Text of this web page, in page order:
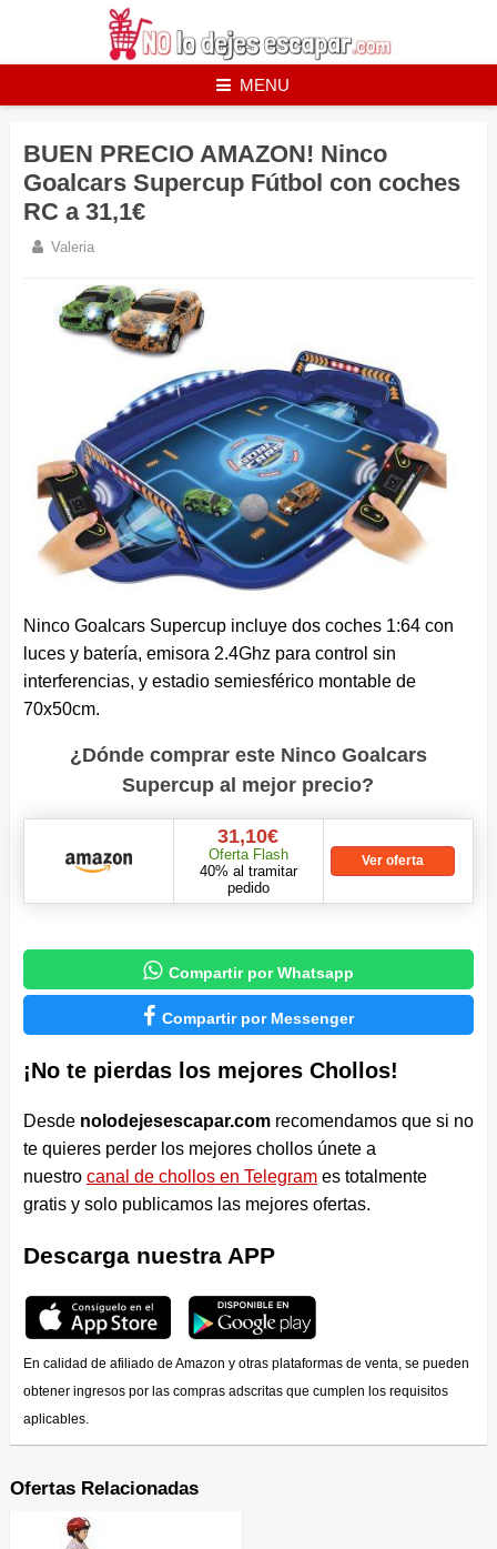
MENU
BUEN PRECIO AMAZON! Ninco
Goalcars Supercup Fútbol con coches
RC a 31,1€
Valeria
Ninco Goalcars Supercup incluye dos coches 1:64 con
luces y batería, emisora 2.4Ghz para control sin
interferencias, y estadio semiesférico montable de
70x50cm.
¿Dónde comprar este Ninco Goalcars
Supercup al mejor precio?
31,10€
Oferta Flash
40% al tramitar
pedido
Ver oferta
 Compartir por Whatsapp
 Compartir por Messenger
¡No te pierdas los mejores Chollos!
Desde nolodejesescapar.comrecomendamos que si no
te quieres perder los mejores chollos únete a
nuestro canal de chollos en Telegrames totalmente
gratis y solo publicamos las mejores ofertas.
Descarga nuestra APP
En calidad de afiliado de Amazon y otras plataformas de venta, se pueden
obtener ingresos por las compras adscritas que cumplen los requisitos
aplicables.
Ofertas Relacionadas